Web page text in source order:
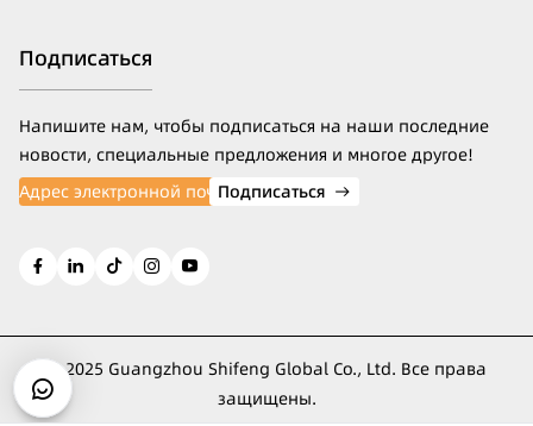
Подписаться
Напишите нам, чтобы подписаться на наши последние
новости, специальные предложения и многое другое!
Подписаться →
© 2025 Guangzhou Shifeng Global Co., Ltd. Все права
защищены.